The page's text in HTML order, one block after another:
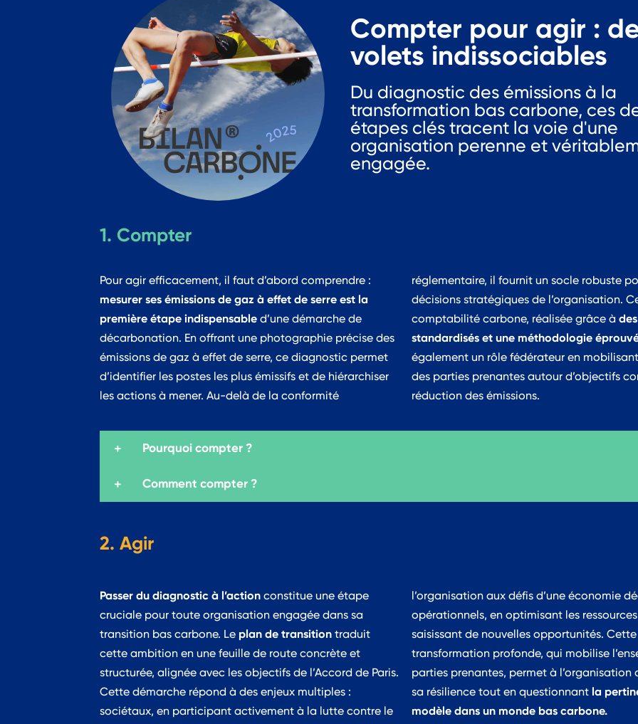
Compter pour agir :
volets indissociables
Du diagnostic des émissions à la
transformation bas carbone, ces
étapes clés tracent la voie d'une
organisation perenne et
engagée.
1. Compter
Pour agir efficacement, il faut d’abord comprendre :
mesurer ses émissions de gaz à effet de serre est la
première étape indispensable d’une démarche de
décarbonation. En offrant une photographie précise des
émissions de gaz à effet de serre, ce diagnostic permet
d’identifier les postes les plus émissifs et de hiérarchiser
les actions à mener. Au-delà de la conformité
réglementaire, il fournit un socle robuste
décisions stratégiques de l’organisation.
comptabilité carbone, réalisée grâce à
standardisés et une méthodologie
également un rôle fédérateur en mobilisant
des parties prenantes autour d’objectifs
réduction des émissions.
Pourquoi compter ?
Comment compter ?
2. Agir
Passer du diagnostic à l’action constitue une étape
cruciale pour toute organisation engagée dans sa
transition bas carbone. Le plan de transition traduit
cette ambition en une feuille de route concrète et
structurée, alignée avec les objectifs de l’Accord de Paris.
Cette démarche répond à des enjeux multiples :
sociétaux, en participant activement à la lutte contre le
l’organisation aux défis d’une économie
opérationnels, en optimisant les
saisissant de nouvelles opportunités. Cette
transformation profonde, qui mobilise l’ensemble des
parties prenantes, permet à l’organisation de renforcer
sa résilience tout en questionnant la
modèle dans un monde bas carbone.